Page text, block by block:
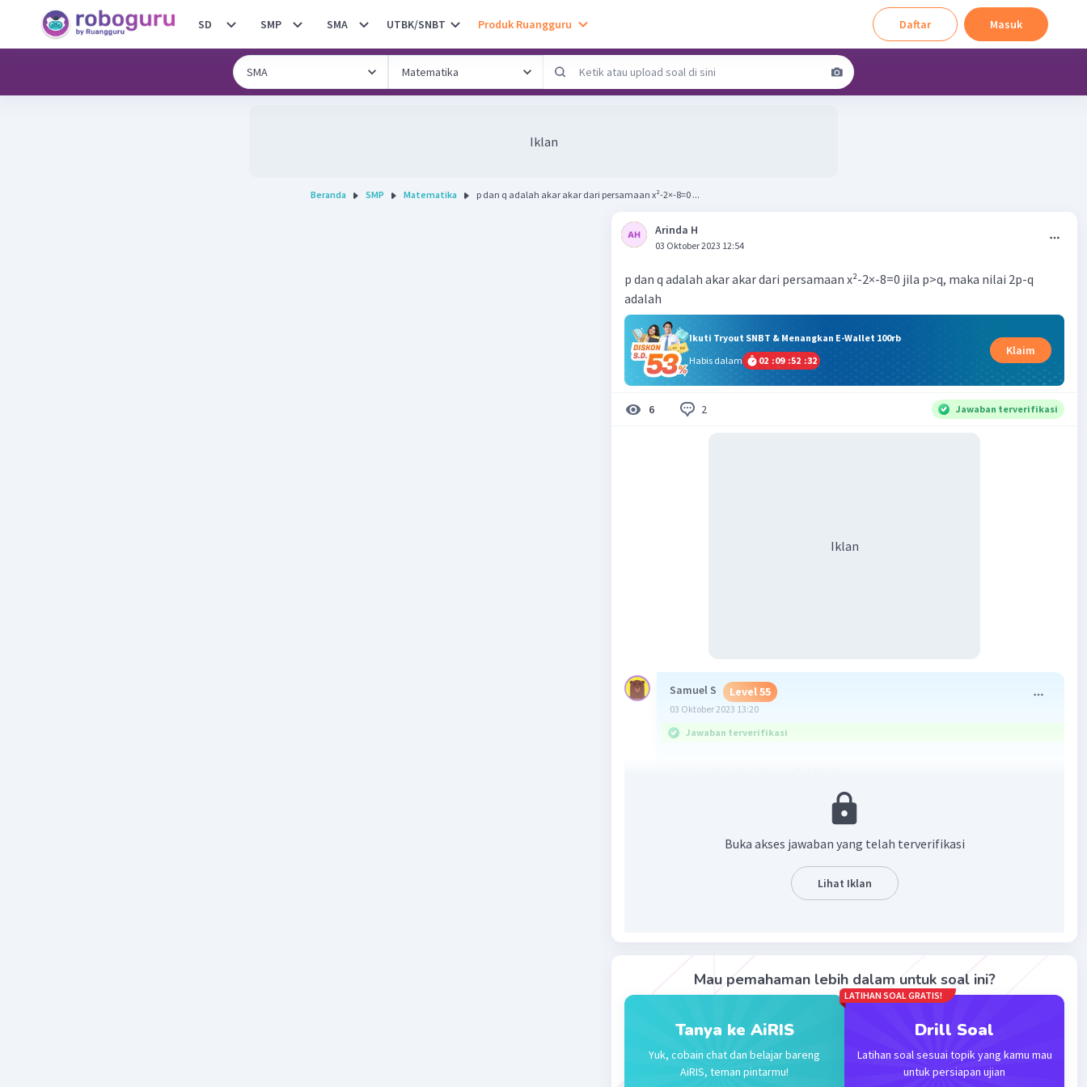
SD SMP SMA UTBK/SNBT Produk Ruangguru Daftar Masuk
Iklan
Beranda SMP Matematika p dan q adalah akar akar dari persamaan x²-2×-8=0 ...
Arinda H
03 Oktober 2023 12:54
p dan q adalah akar akar dari persamaan x²-2×-8=0 jila p>q, maka nilai 2p-q
adalah
Ikuti Tryout SNBT & Menangkan E-Wallet 100rb
Habis dalam
02 :09 :52 :31
Klaim
6 2 Jawaban terverifikasi
Iklan
Samuel S Level 55
03 Oktober 2023 13:20
Jawaban terverifikasi
Berikut adalah pembahasannya...
Beri Rating
Sumber W Community
03 Oktober 2023 15:12
Jawaban terverifikasi
Buka akses jawaban yang telah terverifikasi
Lihat Iklan
Mau pemahaman lebih dalam untuk soal ini?
Tanya ke AiRIS
Yuk, cobain chat dan belajar bareng
AiRIS, teman pintarmu!
LATIHAN SOAL GRATIS!
Drill Soal
Latihan soal sesuai topik yang kamu mau
untuk persiapan ujian